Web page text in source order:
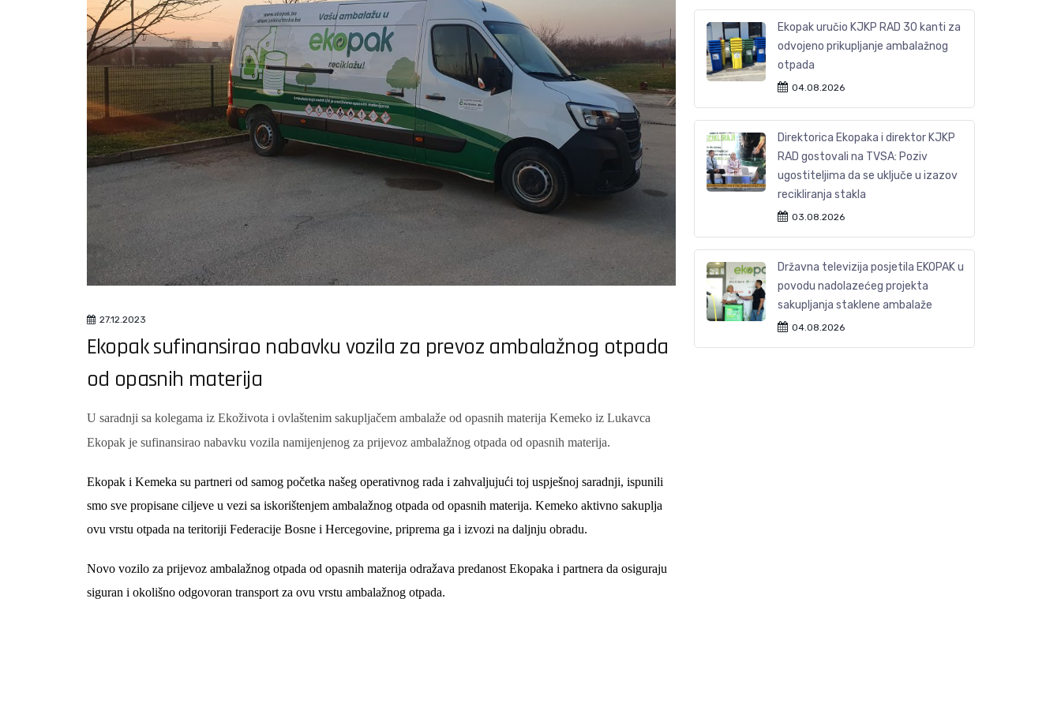
27.12.2023
Ekopak sufinansirao nabavku vozila za prevoz ambalažnog otpada
od opasnih materija
U saradnji sa kolegama iz Ekoživota i ovlaštenim sakupljačem ambalaže od opasnih materija Kemeko iz Lukavca
Ekopak je sufinansirao nabavku vozila namijenjenog za prijevoz ambalažnog otpada od opasnih materija.
Ekopak i Kemeka su partneri od samog početka našeg operativnog rada i zahvaljujući toj uspješnoj saradnji, ispunili
smo sve propisane ciljeve u vezi sa iskorištenjem ambalažnog otpada od opasnih materija. Kemeko aktivno sakuplja
ovu vrstu otpada na teritoriji Federacije Bosne i Hercegovine, priprema ga i izvozi na daljnju obradu.
Novo vozilo za prijevoz ambalažnog otpada od opasnih materija odražava predanost Ekopaka i partnera da osiguraju
siguran i okolišno odgovoran transport za ovu vrstu ambalažnog otpada.
Ekopak uručio KJKP RAD 30 kanti za
odvojeno prikupljanje ambalažnog
otpada
04.08.2026
Direktorica Ekopaka i direktor KJKP
RAD gostovali na TVSA: Poziv
ugostiteljima da se uključe u izazov
recikliranja stakla
03.08.2026
Državna televizija posjetila EKOPAK u
povodu nadolazećeg projekta
sakupljanja staklene ambalaže
04.08.2026